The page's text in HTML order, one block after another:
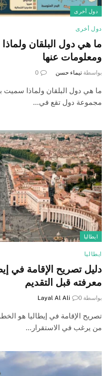
دول أخرى
دول أخرى
ما هي دول البلقان
ومعلومات عنها
بواسطة تيماء حسن 0
ما هي دول البلقان ولماذا سميت
مجموعة دول تقع في…
ايطاليا
ايطاليا
معرفته قبل التقديم
بواسطة Layal Al Ali 0
تصريح الإقامة في إيطاليا هو
من يرغب في الاستقرار…